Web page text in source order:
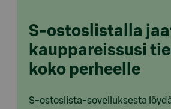
S-ostoslistalla
kauppareissusi
koko perheelle
S-ostoslista-sovelluksesta